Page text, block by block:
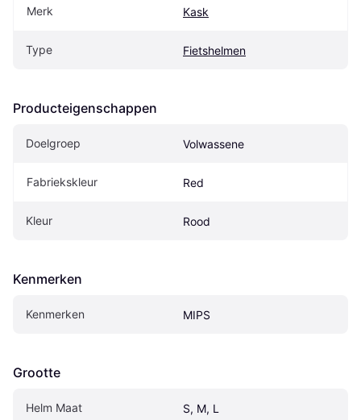
Merk Kask
Type Fietshelmen
Producteigenschappen
Doelgroep Volwassene
Fabriekskleur Red
Kleur Rood
Kenmerken
Kenmerken MIPS
Grootte
Helm Maat S, M, L